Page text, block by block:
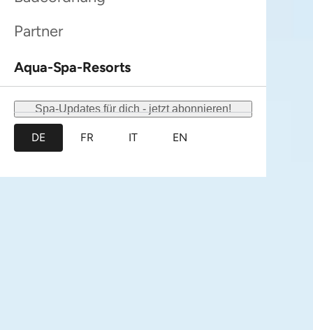
Partner
Aqua-Spa-Resorts
Spa-Updates für dich - jetzt abonnieren!
DE FR IT EN